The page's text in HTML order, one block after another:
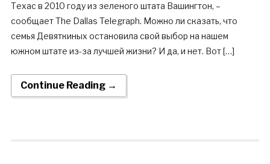
Техас в 2010 году из зеленого штата Вашингтон, –
сообщает The Dallas Telegraph. Можно ли сказать, что
семья Девяткиных остановила свой выбор на нашем
южном штате из-за лучшей жизни? И да, и нет. Вот […]
Continue Reading →